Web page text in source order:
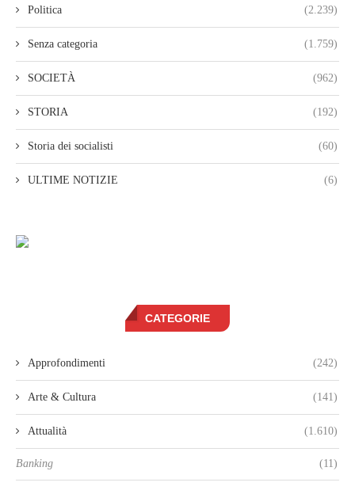
Politica (2.239)
Senza categoria (1.759)
SOCIETÀ (962)
STORIA (192)
Storia dei socialisti (60)
ULTIME NOTIZIE (6)
CATEGORIE
Approfondimenti (242)
Arte & Cultura (141)
Attualità (1.610)
Banking (11)